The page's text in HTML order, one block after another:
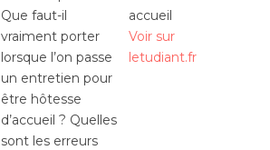
Que faut-il
vraiment porter
lorsque l’on passe
un entretien pour
être hôtesse
d’accueil ? Quelles
sont les erreurs
Voir sur
letudiant.fr